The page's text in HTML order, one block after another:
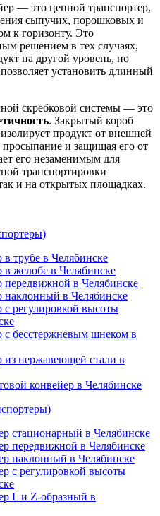
— это цепной транспортер,
сыпучих, порошковых и
к горизонту. Это
решением в тех случаях,
на другой уровень, но
установить длинный
скребковой системы — это
. Закрытый короб
продукт от внешней
и защищая его от
его незаменимым для
транспортировки
и на открытых площадках.
трубе в Челябинске
желобе в Челябинске
передвижной в Челябинске
наклонный в Челябинске
регулировкой высоты
с бесстержневым шнеком в
из нержавеющей стали в
конвейер в Челябинске
стационарный в Челябинске
передвижной в Челябинске
наклонный в Челябинске
с регулировкой высоты
L и Z-образный в